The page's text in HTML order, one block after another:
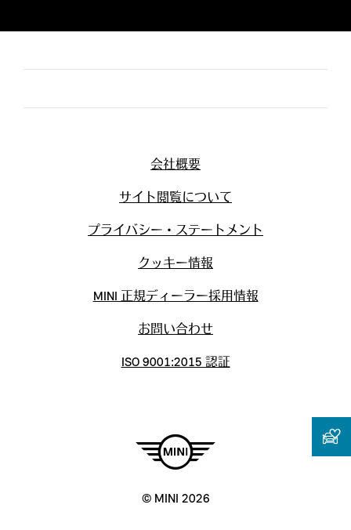
会社概要
サイト閲覧について
プライバシー・ステートメント
クッキー情報
MINI 正規ディーラー採用情報
お問い合わせ
ISO 9001:2015 認証
© MINI 2026